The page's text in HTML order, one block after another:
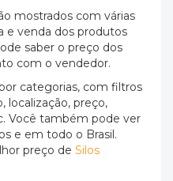
mostrados com várias
e venda dos produtos
saber o preço dos
com o vendedor.
categorias, com filtros
localização, preço,
Você também pode ver
e em todo o Brasil.
preço de Silos